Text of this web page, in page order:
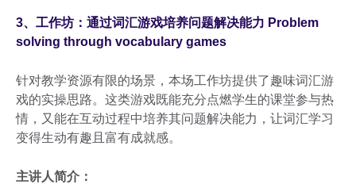
3、工作坊：通过词汇游戏培养问题解决能力 Problem
solving through vocabulary games
针对教学资源有限的场景，本场工作坊提供了趣味词汇游
戏的实操思路。这类游戏既能充分点燃学生的课堂参与热
情，又能在互动过程中培养其问题解决能力，让词汇学习
变得生动有趣且富有成就感。
主讲人简介：